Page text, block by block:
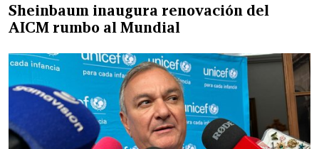
Sheinbaum inaugura renovación del
AICM rumbo al Mundial